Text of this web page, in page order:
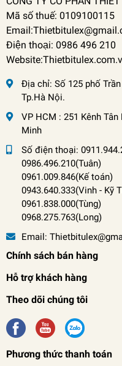
Mã số thuế: 0109100115
Điện thoại: 0986 496 210
Địa chỉ: Số 125 phố
Tp.Hà Nội.
VP HCM : 251 Kênh Tân
Minh
Số điện thoại:
0986.496.210(Tuân)
0961.009.846(Kế toán)
0943.640.333(Vinh - Kỹ
0961.838.000(Tùng)
0968.275.763(Long)
Email:
Chính sách bán hàng
Hỗ trợ khách hàng
Theo dõi chúng tôi
Phương thức thanh toán